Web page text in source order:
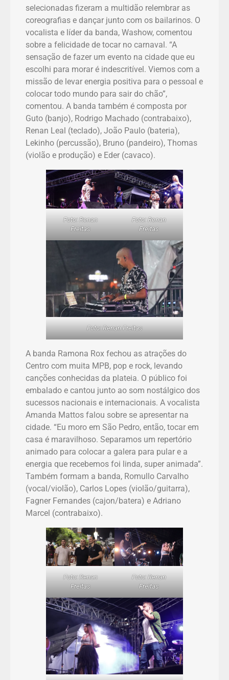
selecionadas fizeram a multidão relembrar as
coreografias e dançar junto com os bailarinos. O
vocalista e líder da banda, Washow, comentou
sobre a felicidade de tocar no carnaval. “A
sensação de fazer um evento na cidade que eu
escolhi para morar é indescritível. Viemos com a
missão de levar energia positiva para o pessoal e
colocar todo mundo para sair do chão”,
comentou. A banda também é composta por
Guto (banjo), Rodrigo Machado (contrabaixo),
Renan Leal (teclado), João Paulo (bateria),
Lekinho (percussão), Bruno (pandeiro), Thomas
(violão e produção) e Eder (cavaco).
Foto: Renan
Freitas
Foto: Renan
Freitas
Foto: Renan Freitas
A banda Ramona Rox fechou as atrações do
Centro com muita MPB, pop e rock, levando
canções conhecidas da plateia. O público foi
embalado e cantou junto ao som nostálgico dos
sucessos nacionais e internacionais. A vocalista
Amanda Mattos falou sobre se apresentar na
cidade. “Eu moro em São Pedro, então, tocar em
casa é maravilhoso. Separamos um repertório
animado para colocar a galera para pular e a
energia que recebemos foi linda, super animada”.
Também formam a banda, Romullo Carvalho
(vocal/violão), Carlos Lopes (violão/guitarra),
Fagner Fernandes (cajon/batera) e Adriano
Marcel (contrabaixo).
Foto: Renan
Freitas
Foto: Renan
Freitas